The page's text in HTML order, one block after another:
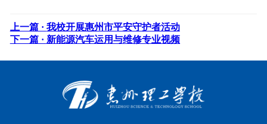
上一篇 · 我校开展惠州市平安守护者活动
下一篇 · 新能源汽车运用与维修专业视频